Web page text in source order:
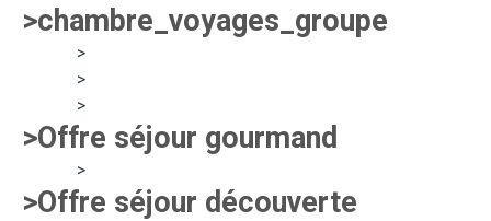
>chambre_voyages_groupe
>
>
>
>Offre séjour gourmand
>
>Offre séjour découverte